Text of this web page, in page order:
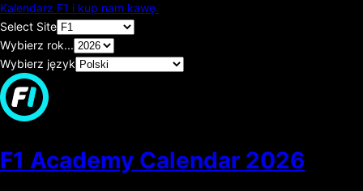
Kalendarz F1 i kup nam kawę.
Select Site
Wybierz rok...
Wybierz język
F1 Academy Calendar 2026